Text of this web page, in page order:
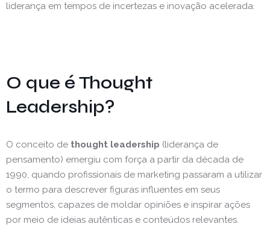
liderança em tempos de incertezas e inovação acelerada.
O que é Thought
Leadership?
O conceito de thought leadership (liderança de
pensamento) emergiu com força a partir da década de
1990, quando profissionais de marketing passaram a utilizar
o termo para descrever figuras influentes em seus
segmentos, capazes de moldar opiniões e inspirar ações
por meio de ideias autênticas e conteúdos relevantes.